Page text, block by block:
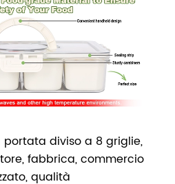
diviso a 8 griglie,
fabbrica, commercio
qualità